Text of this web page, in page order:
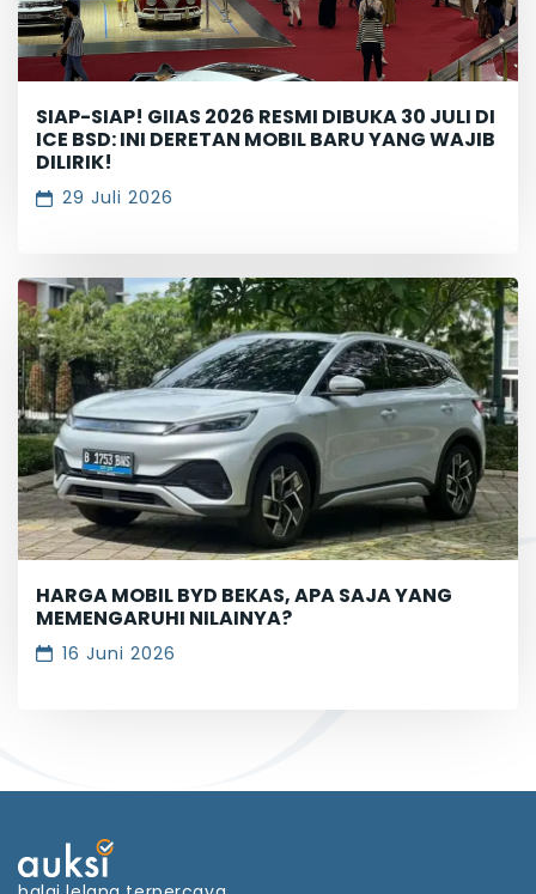
SIAP-SIAP! GIIAS 2026 RESMI DIBUKA 30 JULI DI
ICE BSD: INI DERETAN MOBIL BARU YANG WAJIB
DILIRIK!
29 Juli 2026
HARGA MOBIL BYD BEKAS, APA SAJA YANG
MEMENGARUHI NILAINYA?
16 Juni 2026